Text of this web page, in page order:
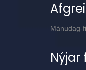
Mánudag-
Nýjar